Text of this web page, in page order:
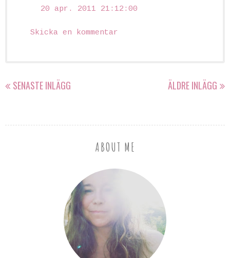
20 apr. 2011 21:12:00
Skicka en kommentar
SENASTE INLÄGG ÄLDRE INLÄGG
ABOUT ME